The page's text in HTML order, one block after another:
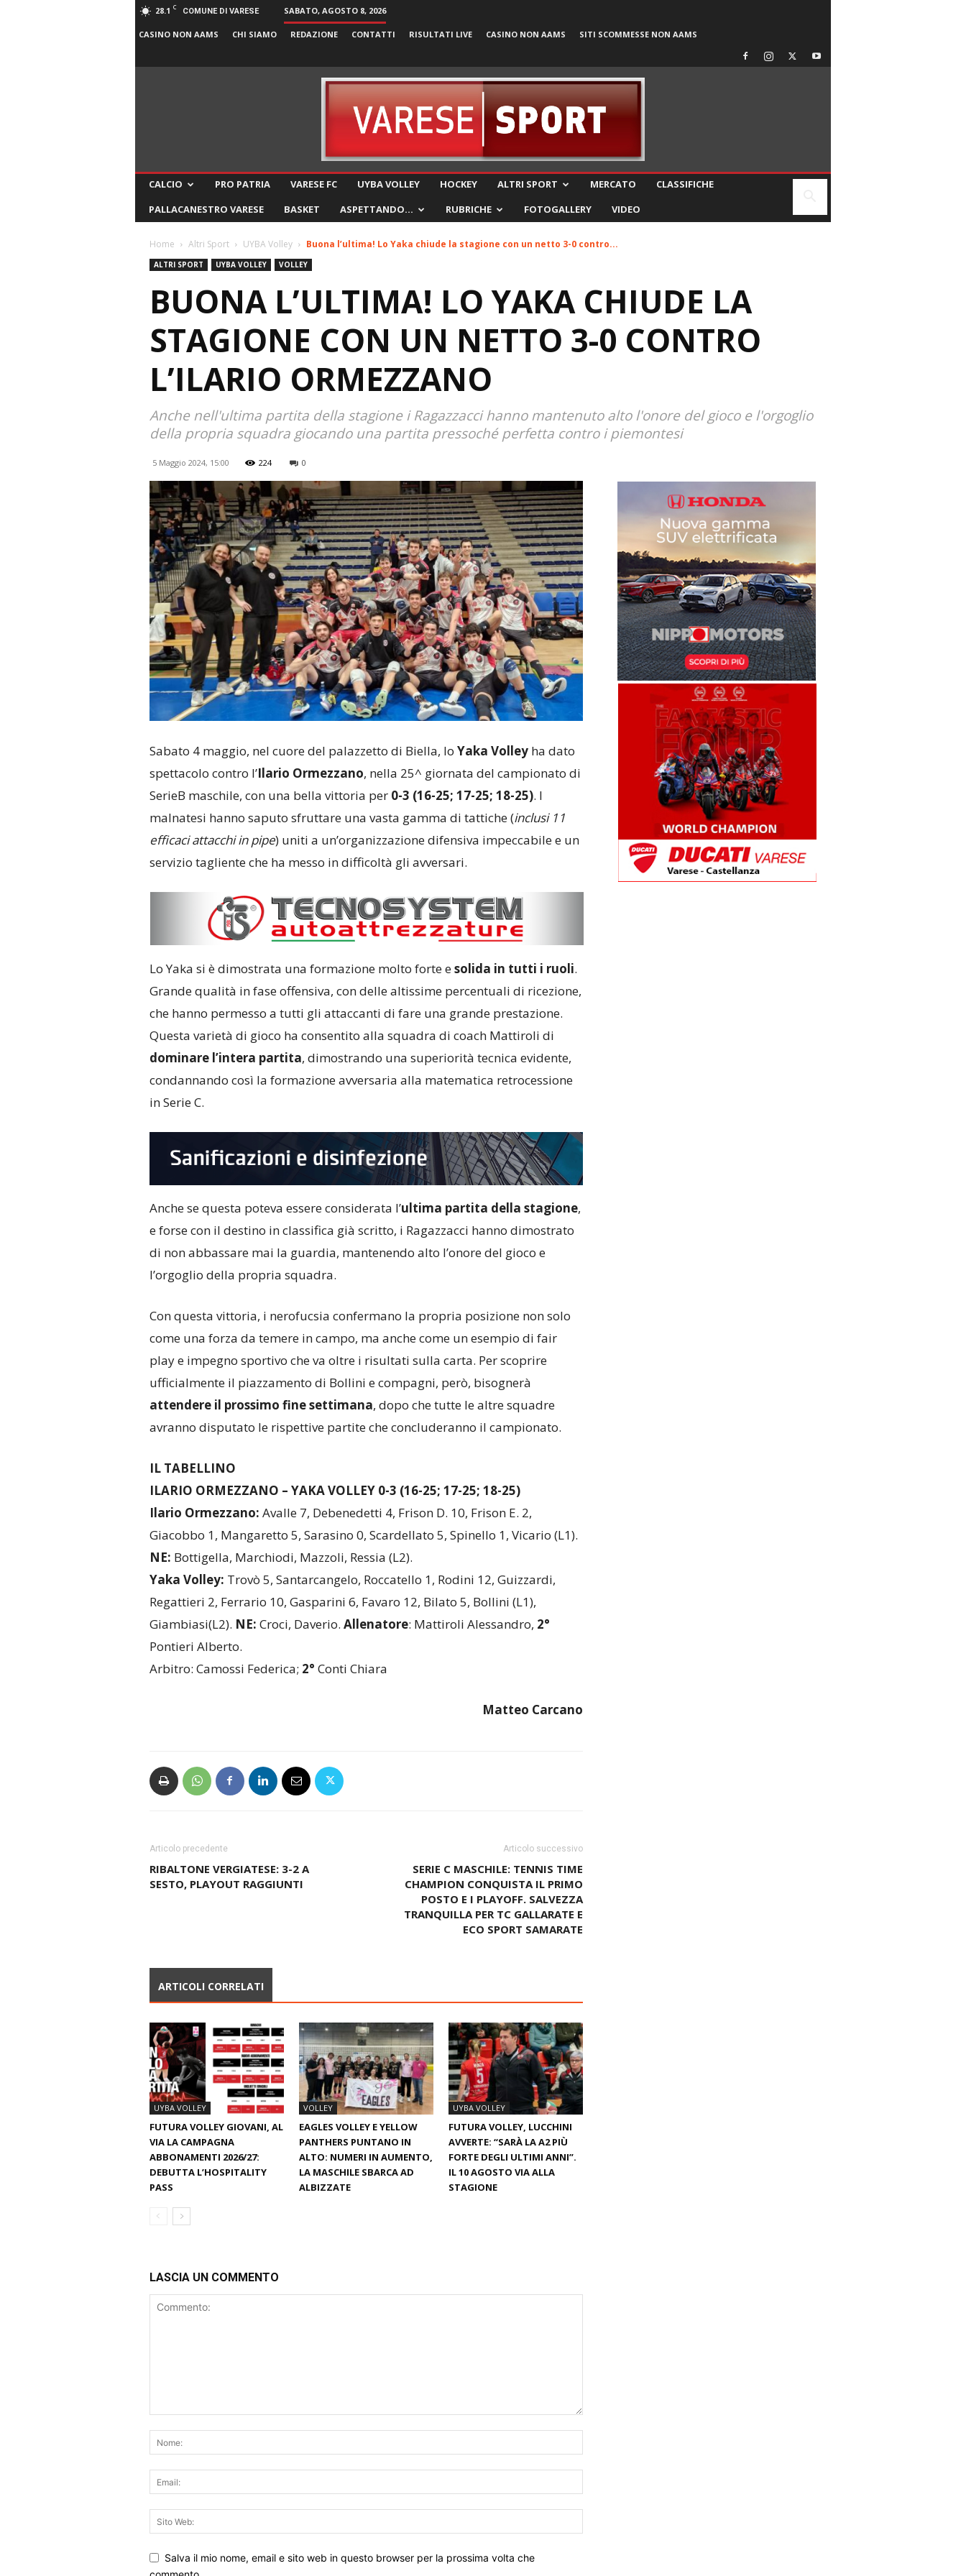
28.1 C COMUNE DI VARESE SABATO, AGOSTO 8, 2026
CASINO NON AAMS CHI SIAMO REDAZIONE CONTATTI RISULTATI LIVE CASINO NON AAMS SITI SCOMMESSE NON AAMS
CALCIO PRO PATRIA VARESE FC UYBA VOLLEY HOCKEY ALTRI SPORT MERCATO
CLASSIFICHE
PALLACANESTRO VARESE
BASKET ASPETTANDO… RUBRICHE FOTOGALLERY VIDEO
Home Altri Sport UYBA Volley Buona l’ultima! Lo Yaka chiude la stagione con un netto 3-0 contro...
ALTRI SPORT UYBA VOLLEY VOLLEY
BUONA L’ULTIMA! LO YAKA CHIUDE LA
STAGIONE CON UN NETTO 3-0 CONTRO
L’ILARIO ORMEZZANO
Anche nell'ultima partita della stagione i Ragazzacci hanno mantenuto alto l'onore del gioco e l'orgoglio
della propria squadra giocando una partita pressoché perfetta contro i piemontesi
5 Maggio 2024, 15:00 224 0
Sabato 4 maggio, nel cuore del palazzetto di Biella, lo Yaka Volleyha dato
spettacolo contro l’Ilario Ormezzano, nella 25^ giornata del campionato di
SerieB maschile, con una bella vittoria per 0-3 (16-25; 17-25; 18-25). I
malnatesi hanno saputo sfruttare una vasta gamma di tattiche (inclusi 11
efficaci attacchi in pipe) uniti a un’organizzazione difensiva impeccabile e un
servizio tagliente che ha messo in difficoltà gli avversari.
Lo Yaka si è dimostrata una formazione molto forte esolida in tutti i ruoli.
Grande qualità in fase offensiva, con delle altissime percentuali di ricezione,
che hanno permesso a tutti gli attaccanti di fare una grande prestazione.
Questa varietà di gioco ha consentito alla squadra di coach Mattiroli di
dominare l’intera partita, dimostrando una superiorità tecnica evidente,
condannando così la formazione avversaria alla matematica retrocessione
in Serie C.
Anche se questa poteva essere considerata l’ultima partita della stagione,
e forse con il destino in classifica già scritto, i Ragazzacci hanno dimostrato
di non abbassare mai la guardia, mantenendo alto l’onore del gioco e
l’orgoglio della propria squadra.
Con questa vittoria, i nerofucsia confermano la propria posizione non solo
come una forza da temere in campo, ma anche come un esempio di fair
play e impegno sportivo che va oltre i risultati sulla carta. Per scoprire
ufficialmente il piazzamento di Bollini e compagni, però, bisognerà
attendere il prossimo fine settimana, dopo che tutte le altre squadre
avranno disputato le rispettive partite che concluderanno il campionato.
IL TABELLINO
ILARIO ORMEZZANO – YAKA VOLLEY 0-3 (16-25; 17-25; 18-25)
Ilario Ormezzano: Avalle 7, Debenedetti 4, Frison D. 10, Frison E. 2,
Giacobbo 1, Mangaretto 5, Sarasino 0, Scardellato 5, Spinello 1, Vicario (L1).
NE: Bottigella, Marchiodi, Mazzoli, Ressia (L2).
Yaka Volley: Trovò 5, Santarcangelo, Roccatello 1, Rodini 12, Guizzardi,
Regattieri 2, Ferrario 10, Gasparini 6, Favaro 12, Bilato 5, Bollini (L1),
Giambiasi(L2). NE: Croci, Daverio. Allenatore: Mattiroli Alessandro, 2°
Pontieri Alberto.
Arbitro: Camossi Federica; 2° Conti Chiara
Matteo Carcano
Articolo precedente
RIBALTONE VERGIATESE: 3-2 A
SESTO, PLAYOUT RAGGIUNTI
Articolo successivo
SERIE C MASCHILE: TENNIS TIME
CHAMPION CONQUISTA IL PRIMO
POSTO E I PLAYOFF. SALVEZZA
TRANQUILLA PER TC GALLARATE E
ECO SPORT SAMARATE
ARTICOLI CORRELATI
UYBA VOLLEY
FUTURA VOLLEY GIOVANI, AL
VIA LA CAMPAGNA
ABBONAMENTI 2026/27:
DEBUTTA L’HOSPITALITY
PASS
VOLLEY
EAGLES VOLLEY E YELLOW
PANTHERS PUNTANO IN
ALTO: NUMERI IN AUMENTO,
LA MASCHILE SBARCA AD
ALBIZZATE
UYBA VOLLEY
FUTURA VOLLEY, LUCCHINI
AVVERTE: “SARÀ LA A2 PIÙ
FORTE DEGLI ULTIMI ANNI”.
IL 10 AGOSTO VIA ALLA
STAGIONE
LASCIA UN COMMENTO
Salva il mio nome, email e sito web in questo browser per la prossima volta che